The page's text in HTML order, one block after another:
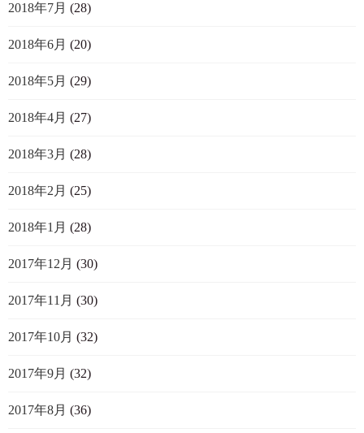
2018年7月 (28)
2018年6月 (20)
2018年5月 (29)
2018年4月 (27)
2018年3月 (28)
2018年2月 (25)
2018年1月 (28)
2017年12月 (30)
2017年11月 (30)
2017年10月 (32)
2017年9月 (32)
2017年8月 (36)